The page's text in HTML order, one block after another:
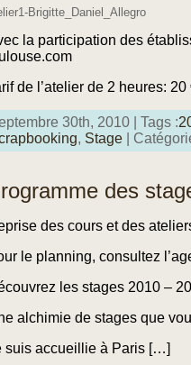
Brigitte_Daniel_Allegro
la participation des
de l’atelier de 2 heures:
30th, 2010 | Tags :
, Stage |
des
des cours et des
le planning, consultez
les stages 2010 –
alchimie de stages que
suis accueillie à Paris […]